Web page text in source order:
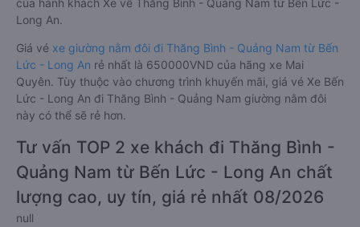
của hành khách Xe về Thăng Bình - Quảng Nam từ Bến Lức -
Long An.
Giá vé xe giường nằm đôi đi Thăng Bình - Quảng Nam từ Bến
Lức - Long An rẻ nhất là 650000VND của hãng xe Mai
Quyên. Tùy thuộc vào chương trình khuyến mãi, giá vé Xe Bến
Lức - Long An đi Thăng Bình - Quảng Nam giường nằm đôi
này có thể sẽ rẻ hơn.
Tư vấn TOP 2 xe khách đi Thăng Bình -
Quảng Nam từ Bến Lức - Long An chất
lượng cao, uy tín, giá rẻ nhất 08/2026
null